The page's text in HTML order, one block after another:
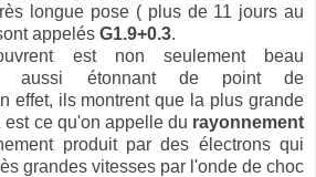
longue pose ( plus de 11 jours au
appelés G1.9+0.3.
est non seulement beau
aussi étonnant de point de
effet, ils montrent que la plus grande
ce qu'on appelle du rayonnement
produit par des électrons qui
grandes vitesses par l'onde de choc